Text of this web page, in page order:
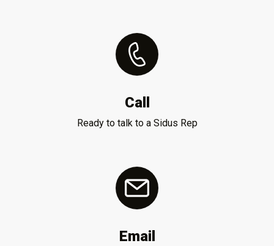
Call
Ready to talk to a Sidus Rep
Email